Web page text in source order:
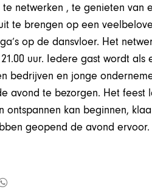
netwerken , te genieten van
te brengen op een
op de dansvloer. Het
uur. Iedere gast wordt als
bedrijven en jonge
avond te bezorgen. Het feest
ontspannen kan beginnen,
geopend de avond ervoor.